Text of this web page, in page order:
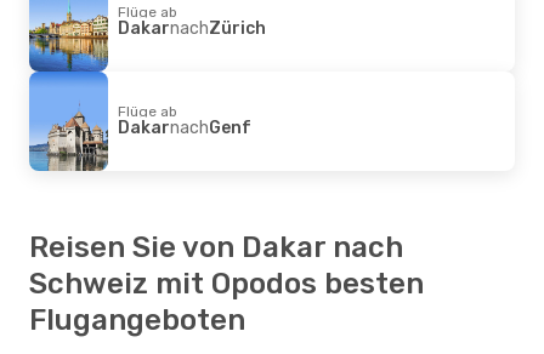
Flüge ab
DakarnachZürich
Flüge ab
DakarnachGenf
Reisen Sie von Dakar nach
Schweiz mit Opodos besten
Flugangeboten